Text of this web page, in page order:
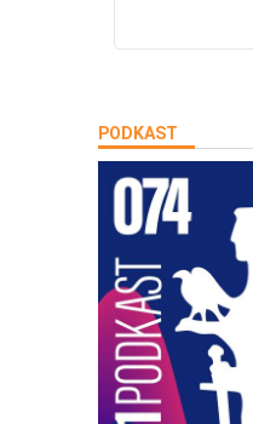
PODKAST